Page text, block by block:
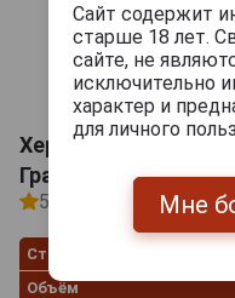
Хересный бренди
Гран Ресерва
5
Страна производства
Объём
Сайт содержит
старше 18 лет.
сайте, не
исключительно
характер и
для личного
Мне